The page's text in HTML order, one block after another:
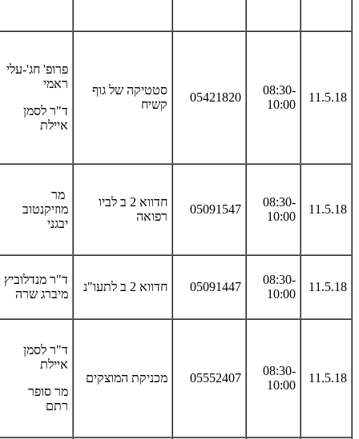
11.5.18
08:30-
10:00
05421820
סטטיקה של גוף
קשיח
פרופ' חג'-עלי
ראמי
ד"ר לסמן
איילת
11.5.18
08:30-
10:00
05091547
חדווא 2 ב לביו
רפואה
מר
מוזיקנטוב
יבגני
11.5.18
08:30-
10:00
05091447 חדווא 2 ב לתעו"נ
ד"ר מנדלוביץ
מיברג שרה
11.5.18
08:30-
10:00
05552407 מכניקת המוצקים
ד"ר לסמן
איילת
מר סופר
רתם